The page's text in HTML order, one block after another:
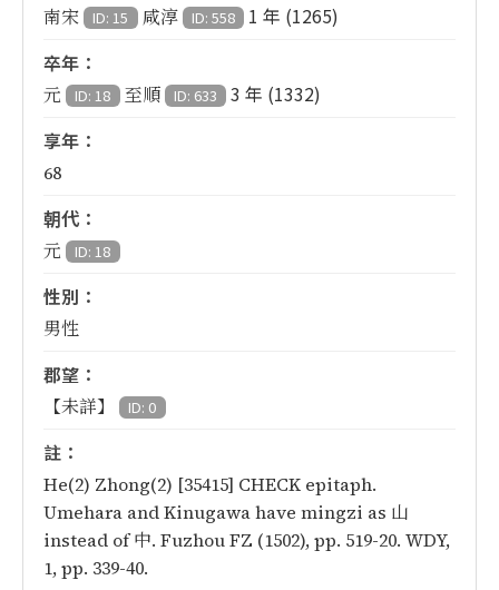
南宋 ID: 15 咸淳 ID: 558
1 年 (1265)
卒年：
元 ID: 18 至順 ID: 633
3 年 (1332)
享年：
68
朝代：
元 ID: 18
性別：
男性
郡望：
【未詳】 ID: 0
註：
He(2) Zhong(2) [35415] CHECK epitaph.
Umehara and Kinugawa have mingzi as 山
instead of 中. Fuzhou FZ (1502), pp. 519-20. WDY,
1, pp. 339-40.